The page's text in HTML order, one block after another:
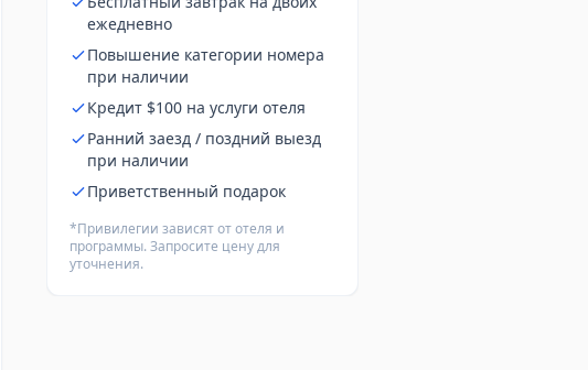
ежедневно
Повышение категории номера
при наличии
Кредит $100 на услуги отеля
Ранний заезд / поздний выезд
при наличии
Приветственный подарок
*Привилегии зависят от отеля и
программы. Запросите цену для
уточнения.